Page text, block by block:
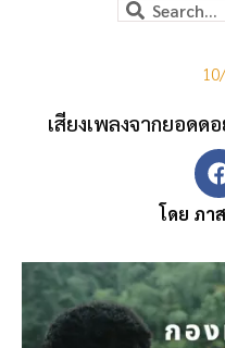
เสียงเพลงจากยอด
โดย ภา